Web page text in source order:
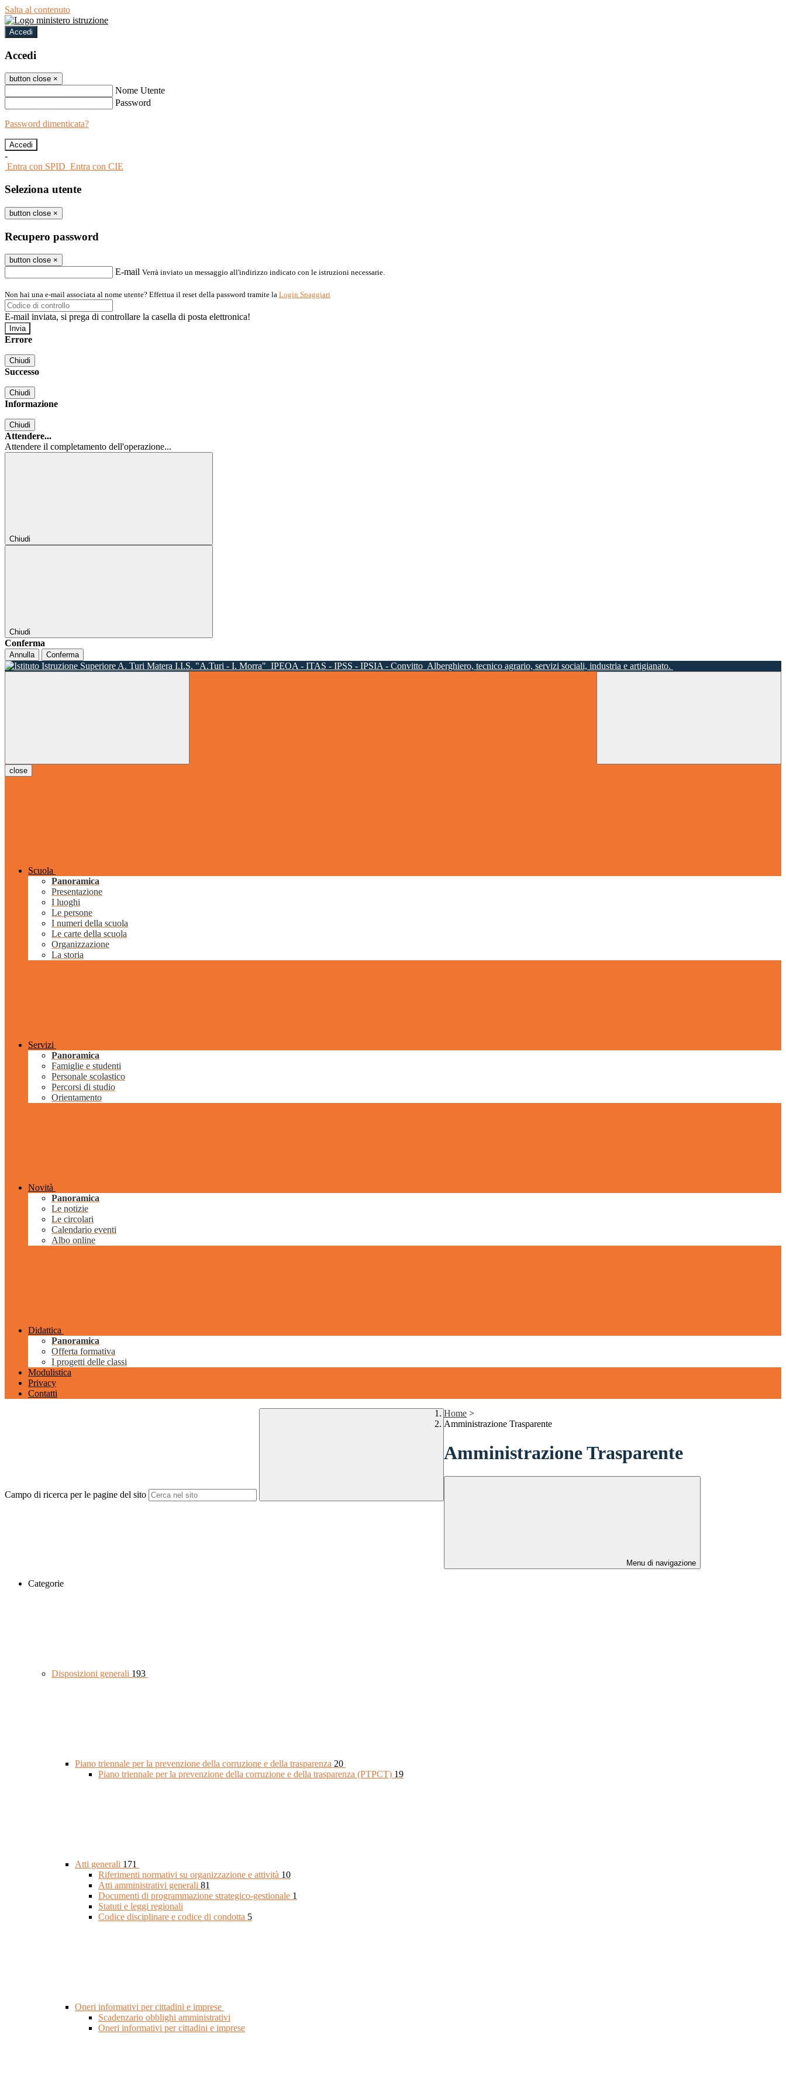
Salta al contenuto
Accedi
Accedi
button close ×
Nome Utente
Password
Password dimenticata?
-
Entra con SPID Entra con CIE
Seleziona utente
button close ×
Recupero password
button close ×
E-mail Verrà inviato un messaggio all'indirizzo indicato con le istruzioni necessarie.
Non hai una e-mail associata al nome utente? Effettua il reset della password tramite la Login Spaggiari
E-mail inviata, si prega di controllare la casella di posta elettronica!
Errore
Chiudi
Successo
Chiudi
Informazione
Chiudi
Attendere...
Attendere il completamento dell'operazione...
Chiudi
Chiudi
Conferma
Annulla Conferma
I.I.S. "A.Turi - I. Morra" IPEOA - ITAS - IPSS - IPSIA - Convitto Alberghiero, tecnico agrario, servizi sociali, industria e artigianato.
close
Scuola
Panoramica
Presentazione
I luoghi
Le persone
I numeri della scuola
Le carte della scuola
Organizzazione
La storia
Servizi
Panoramica
Famiglie e studenti
Personale scolastico
Percorsi di studio
Orientamento
Novità
Panoramica
Le notizie
Le circolari
Calendario eventi
Albo online
Didattica
Panoramica
Offerta formativa
I progetti delle classi
Modulistica
Privacy
Contatti
Campo di ricerca per le pagine del sito
Home >
Amministrazione Trasparente
Amministrazione Trasparente
Menu di navigazione
Categorie
Disposizioni generali 193
Piano triennale per la prevenzione della corruzione e della trasparenza 20
Piano triennale per la prevenzione della corruzione e della trasparenza (PTPCT) 19
Atti generali 171
Riferimenti normativi su organizzazione e attività 10
Atti amministrativi generali 81
Documenti di programmazione strategico-gestionale 1
Statuti e leggi regionali
Codice disciplinare e codice di condotta 5
Oneri informativi per cittadini e imprese
Scadenzario obblighi amministrativi
Oneri informativi per cittadini e imprese